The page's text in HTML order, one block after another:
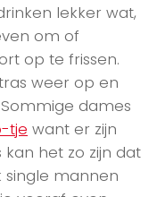
lekker wat,
om of
op te frissen.
weer op en
dames
tje want er zijn
het zo zijn dat
single mannen